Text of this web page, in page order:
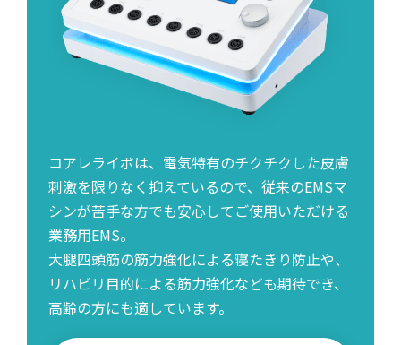
コアレライボは、電気特有のチクチクした皮膚
刺激を限りなく抑えているので、従来のEMSマ
シンが苦手な方でも安心してご使用いただける
業務用EMS。
大腿四頭筋の筋力強化による寝たきり防止や、
リハビリ目的による筋力強化なども期待でき、
高齢の方にも適しています。